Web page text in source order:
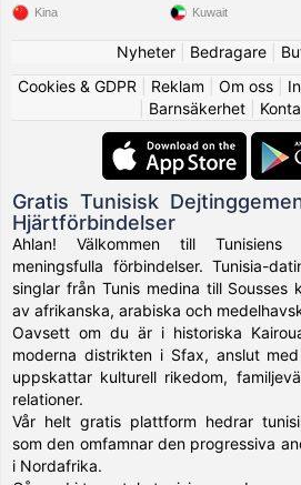
Kina Kuwait
Nyheter| Bedragare|
Cookies & GDPR
Reklam Om oss|
Barnsäkerhet|
Gratis Tunisisk
Hjärtförbindelser
Ahlan! Välkommen till
meningsfulla förbindelser. Tunisia-
singlar från Tunis medina till Sousses
av afrikanska, arabiska och
Oavsett om du är i historiska
moderna distrikten i Sfax, anslut
uppskattar kulturell rikedom,
relationer.
Vår helt gratis plattform hedrar
som den omfamnar den progressiva
i Nordafrika.